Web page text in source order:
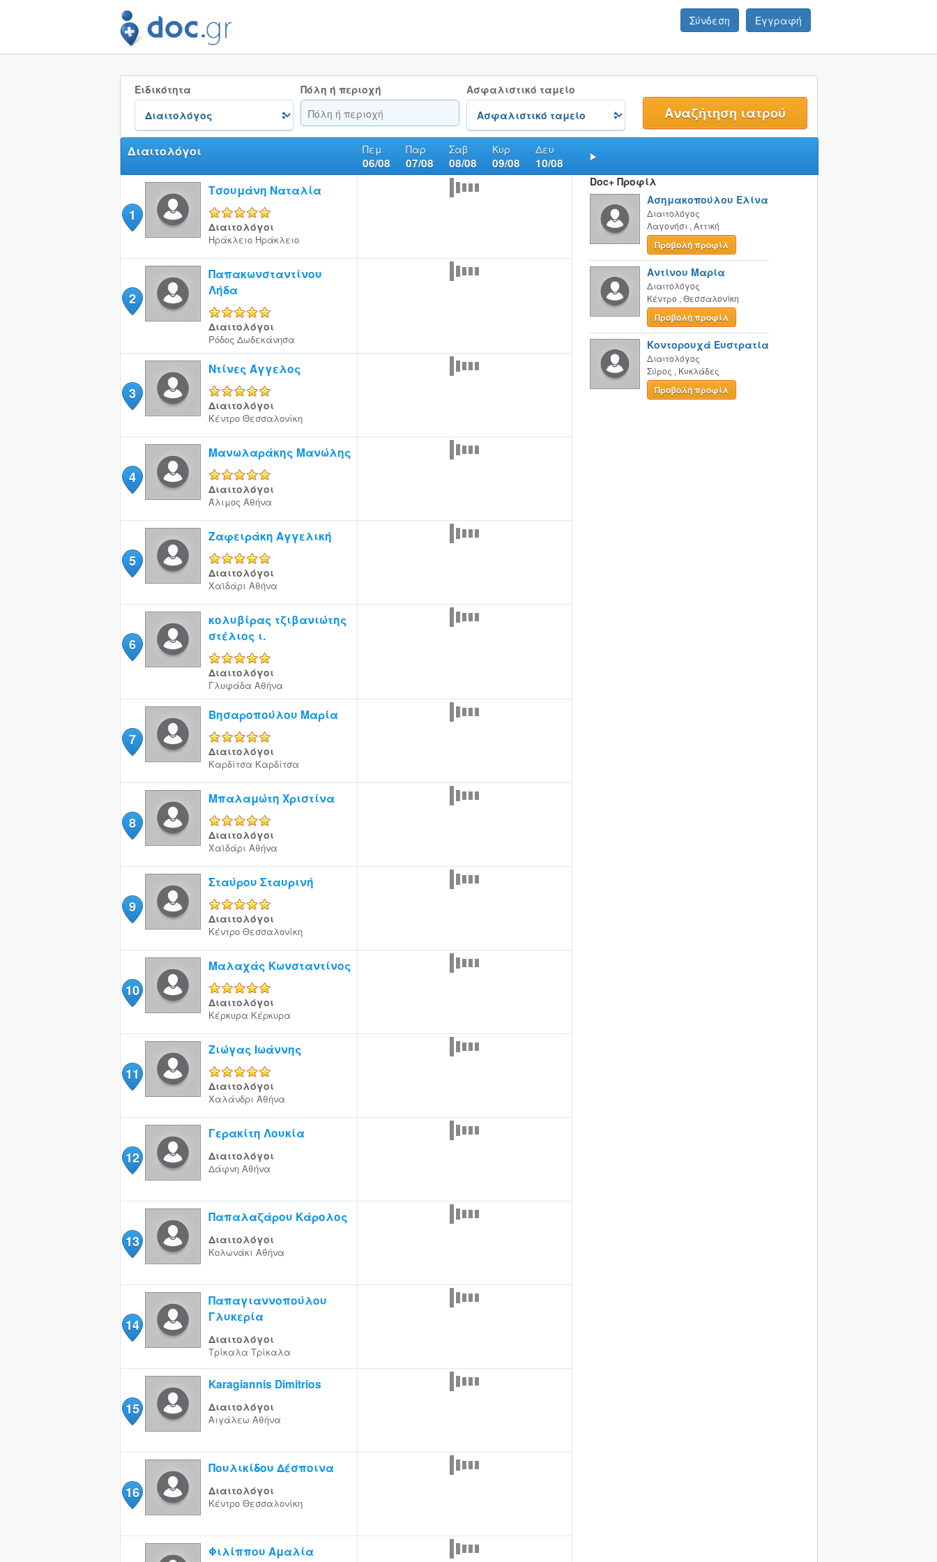
Σύνδεση Εγγραφή
Ειδικότητα Πόλη ή περιοχή Ασφαλιστικό ταμείο
Πεμ
06/08
Παρ
07/08
Σαβ
08/08
Κυρ
09/08
Δευ
10/08
Διαιτολόγοι
1
Τσουμάνη Ναταλία
Διαιτολόγοι
Ηράκλειο Ηράκλειο
2
Παπακωνσταντίνου
Λήδα
Διαιτολόγοι
Ρόδος Δωδεκάνησα
3
Ντίνες Άγγελος
Διαιτολόγοι
Κέντρο Θεσσαλονίκη
4
Μανωλαράκης Μανώλης
Διαιτολόγοι
Άλιμος Αθήνα
5
Ζαφειράκη Αγγελική
Διαιτολόγοι
Χαϊδάρι Αθήνα
6
κολυβίρας τζιβανιώτης
στέλιος ι.
Διαιτολόγοι
Γλυφάδα Αθήνα
7
Βησαροπούλου Μαρία
Διαιτολόγοι
Καρδίτσα Καρδίτσα
8
Μπαλαμώτη Χριστίνα
Διαιτολόγοι
Χαϊδάρι Αθήνα
9
Σταύρου Σταυρινή
Διαιτολόγοι
Κέντρο Θεσσαλονίκη
10
Μαλαχάς Κωνσταντίνος
Διαιτολόγοι
Κέρκυρα Κέρκυρα
11
Ζιώγας Ιωάννης
Διαιτολόγοι
Χαλάνδρι Αθήνα
12
Γερακίτη Λουκία
Διαιτολόγοι
Δάφνη Αθήνα
13
Παπαλαζάρου Κάρολος
Διαιτολόγοι
Κολωνάκι Αθήνα
14
Παπαγιαννοπούλου
Γλυκερία
Διαιτολόγοι
Τρίκαλα Τρίκαλα
15
Karagiannis Dimitrios
Διαιτολόγοι
Αιγάλεω Αθήνα
16
Πουλικίδου Δέσποινα
Διαιτολόγοι
Κέντρο Θεσσαλονίκη
Φιλίππου Αμαλία
Doc+ Προφίλ
Ασημακοπούλου Ελίνα
Διαιτολόγος
Λαγονήσι , Αττική
Προβολή προφίλ
Αντίνου Μαρία
Διαιτολόγος
Κέντρο , Θεσσαλονίκη
Προβολή προφίλ
Κοντορουχά Ευστρατία
Διαιτολόγος
Σύρος , Κυκλάδες
Προβολή προφίλ